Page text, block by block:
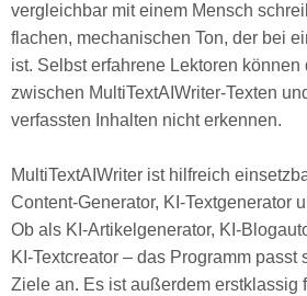
vergleichbar mit einem Mensch
flachen, mechanischen Ton, der bei
ist. Selbst erfahrene Lektoren können
zwischen MultiTextAIWriter-Texten
verfassten Inhalten nicht erkennen.
MultiTextAIWriter ist hilfreich
Content-Generator, KI-Textgenerator
Ob als KI-Artikelgenerator, KI-
KI-Textcreator – das Programm passt
Ziele an. Es ist außerdem erstklassig